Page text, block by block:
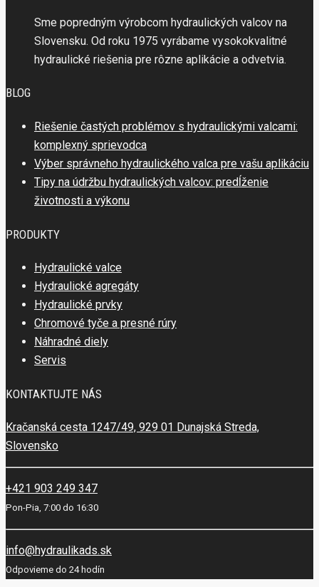
Sme popredným výrobcom hydraulických valcov na
Slovensku. Od roku 1975 vyrábame vysokokvalitné
hydraulické riešenia pre rôzne aplikácie a odvetvia.
BLOG
Riešenie častých problémov s hydraulickými valcami:
komplexný sprievodca
Výber správneho hydraulického valca pre vašu aplikáciu
Tipy na údržbu hydraulických valcov: predĺženie
životnosti a výkonu
PRODUKTY
Hydraulické valce
Hydraulické agregáty
Hydraulické prvky
Chromové tyče a presné rúry
Náhradné diely
Servis
KONTAKTUJTE NÁS
Kračanská cesta 1247/49, 929 01 Dunajská Streda,
Slovensko
+421 903 249 347
Pon-Pia, 7:00 do 16:30
info@hydraulikads.sk
Odpovieme do 24 hodín